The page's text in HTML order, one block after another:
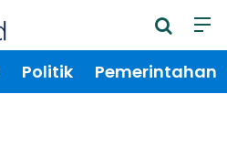
Politik Pemerintahan